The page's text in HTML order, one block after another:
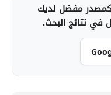
مفضل لديك
في نتائج البحث.